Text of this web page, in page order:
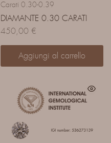
Carati 0.30-0.39
DIAMANTE 0.30 CARATI
450,00 €
Aggiungi al carrello